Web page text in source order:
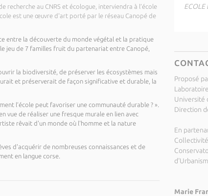
recherche au CNRS et écologue, interviendra à l’école
est une œuvre d'art porté par le réseau Canopé de
entre la découverte du monde végétal et la pratique
jeu de 7 familles fruit du partenariat entre Canopé,
la biodiversité, de préserver les écosystèmes mais
et préserverait de façon significative et durable, la
l’école peut favoriser une communauté durable ? ».
vue de réaliser une fresque murale en lien avec
rêvait d'un monde où l'homme et la nature
d'acquérir de nombreuses connaissances et de
en langue corse.
ECOLE
Proposé
Université
Direction
En
Marie